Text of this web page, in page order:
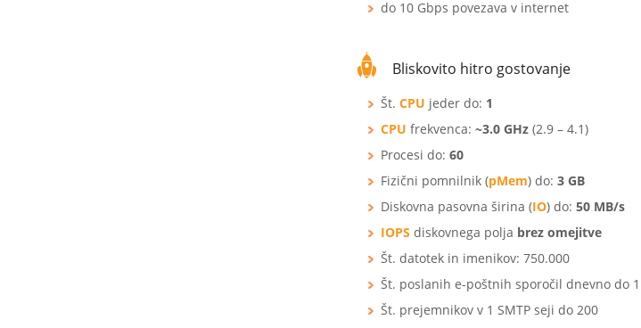
do 10 Gbps povezava v internet
Bliskovito hitro gostovanje
Št. CPU jeder do: 1
CPU frekvenca: ~3.0 GHz (2.9 – 4.1)
Procesi do: 60
Fizični pomnilnik (pMem) do: 3 GB
Diskovna pasovna širina (IO) do: 50 MB/s
IOPS diskovnega polja brez omejitve
Št. datotek in imenikov: 750.000
Št. poslanih e-poštnih sporočil dnevno do
Št. prejemnikov v 1 SMTP seji do 200